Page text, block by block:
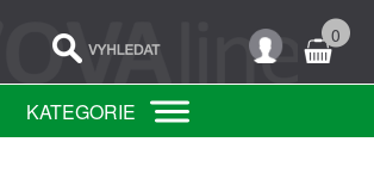
0
KATEGORIE